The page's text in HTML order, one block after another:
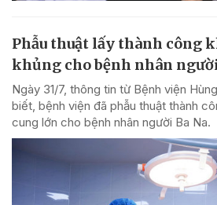
Phẫu thuật lấy thành công
khủng cho bệnh nhân
Ngày 31/7, thông tin từ Bệnh viện
biết, bệnh viện đã phẫu thuật thành
cung lớn cho bệnh nhân người Ba Na.